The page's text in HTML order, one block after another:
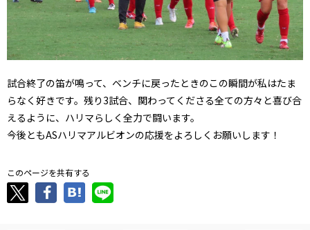
試合終了の笛が鳴って、ベンチに戻ったときのこの瞬間が私はたま
らなく好きです。残り3試合、関わってくださる全ての方々と喜び合
えるように、ハリマらしく全力で闘います。
今後ともASハリマアルビオンの応援をよろしくお願いします！
このページを共有する